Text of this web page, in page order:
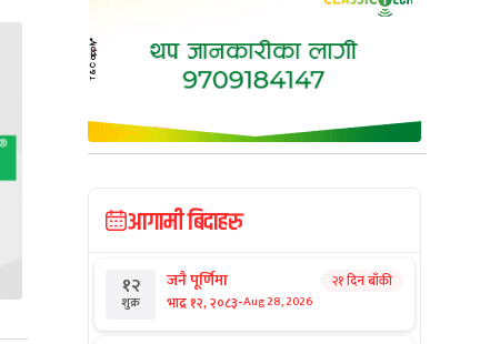
आगामी बिदाहरु
१२
शुक्र
जनै पूर्णिमा
भाद्र १२, २०८३-Aug 28, 2026
२१ दिन बाँकी